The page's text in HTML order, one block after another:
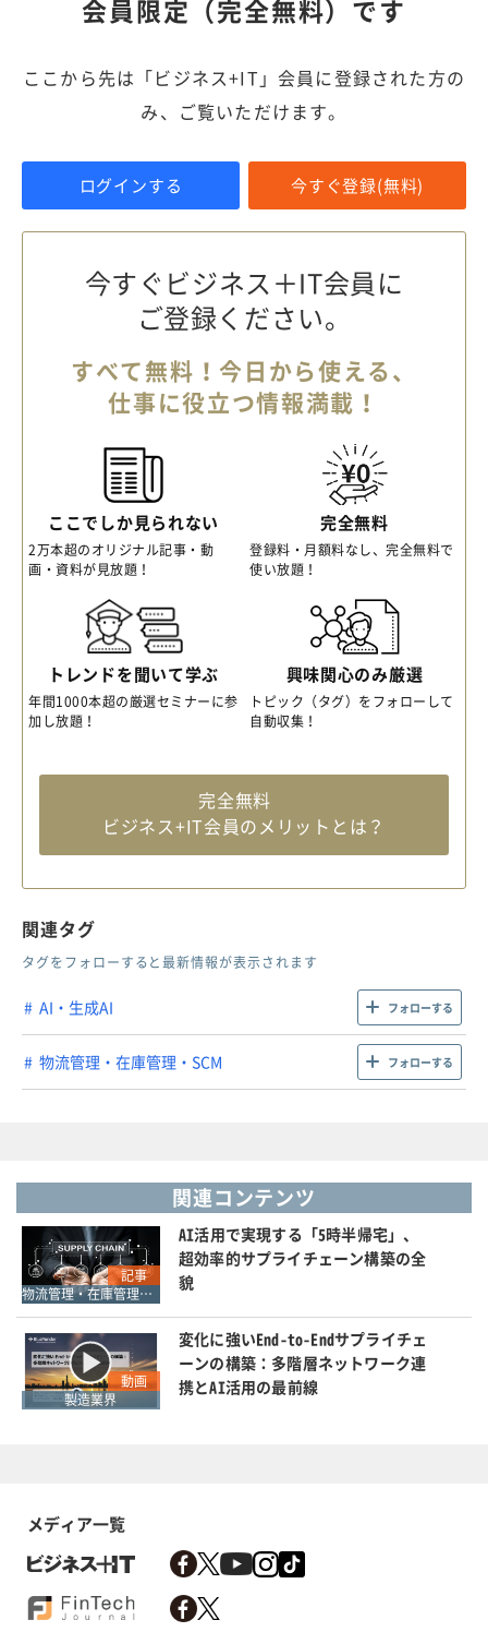
会員限定（完全無料）です
ここから先は「ビジネス+IT」会員に登録された方の
み、ご覧いただけます。
ログインする 今すぐ登録(無料)
今すぐビジネス＋IT会員に
ご登録ください。
すべて無料！今日から使える、
仕事に役立つ情報満載！
ここでしか見られない
2万本超のオリジナル記事・動
画・資料が見放題！
完全無料
登録料・月額料なし、完全無料で
使い放題！
トレンドを聞いて学ぶ
年間1000本超の厳選セミナーに参
加し放題！
興味関心のみ厳選
トピック（タグ）をフォローして
自動収集！
完全無料
ビジネス+IT会員のメリットとは？
関連タグ
タグをフォローすると最新情報が表示されます
AI・生成AI フォローする
物流管理・在庫管理・SCM フォローする
関連コンテンツ
記事
物流管理・在庫管理・SCM
AI活用で実現する「5時半帰宅」、
超効率的サプライチェーン構築の全
貌
動画
製造業界
変化に強いEnd-to-Endサプライチェ
ーンの構築：多階層ネットワーク連
携とAI活用の最前線
メディア一覧